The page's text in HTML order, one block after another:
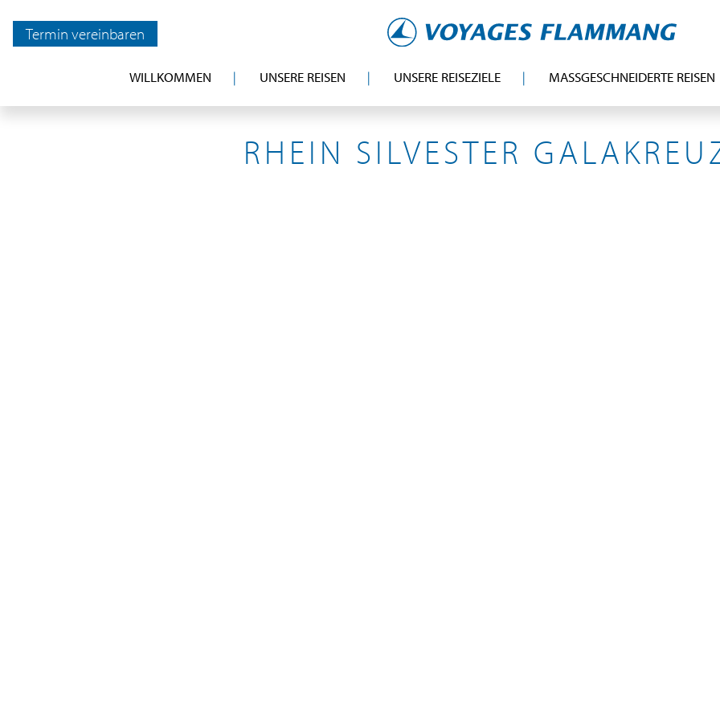
Termin vereinbaren
WILLKOMMEN UNSERE REISEN UNSERE REISEZIELE MASSGESCHNEIDERTE REISEN
RHEIN SILVESTER